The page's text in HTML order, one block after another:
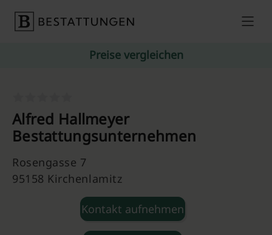
Preise vergleichen
Alfred Hallmeyer
Bestattungsunternehmen
Rosengasse 7
95158 Kirchenlamitz
Kontakt aufnehmen